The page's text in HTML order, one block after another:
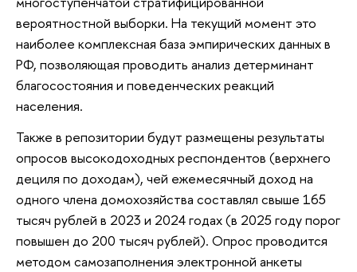
вероятностной выборки. На текущий момент это
наиболее комплексная база эмпирических данных в
РФ, позволяющая проводить анализ детерминант
благосостояния и поведенческих реакций
населения.
Также в репозитории будут размещены результаты
опросов высокодоходных респондентов (верхнего
дециля по доходам), чей ежемесячный доход на
одного члена домохозяйства составлял свыше 165
тысяч рублей в 2023 и 2024 годах (в 2025 году порог
повышен до 200 тысяч рублей). Опрос проводится
методом самозаполнения электронной анкеты